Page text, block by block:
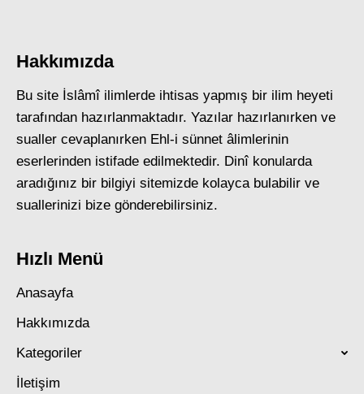
Hakkımızda
Bu site İslâmî ilimlerde ihtisas yapmış bir ilim heyeti
tarafından hazırlanmaktadır. Yazılar hazırlanırken ve
sualler cevaplanırken Ehl-i sünnet âlimlerinin
eserlerinden istifade edilmektedir. Dinî konularda
aradığınız bir bilgiyi sitemizde kolayca bulabilir ve
suallerinizi bize gönderebilirsiniz.
Hızlı Menü
Anasayfa
Hakkımızda
Kategoriler
İletişim